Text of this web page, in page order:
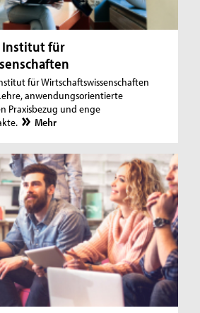
Institut für
für Wirtschaftswissenschaften
anwendungsorientierte
Praxisbezug und enge
Mehr